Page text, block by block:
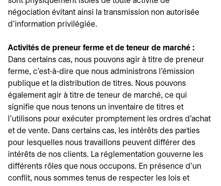
négociation évitant ainsi la transmission non autorisée
d'information privilégiée.
Activités de preneur ferme et de teneur de marché :
Dans certains cas, nous pouvons agir à titre de preneur
ferme, c'est-à-dire que nous administrons l'émission
publique et la distribution de titres. Nous pouvons
également agir à titre de teneur de marché, ce qui
signifie que nous tenons un inventaire de titres et
l'utilisons pour exécuter promptement les ordres d'achat
et de vente. Dans certains cas, les intérêts des parties
pour lesquelles nous travaillons peuvent différer des
intérêts de nos clients. La réglementation gouverne les
différents rôles que nous occupons. En présence d'un
conflit, nous sommes tenus de respecter les lois et